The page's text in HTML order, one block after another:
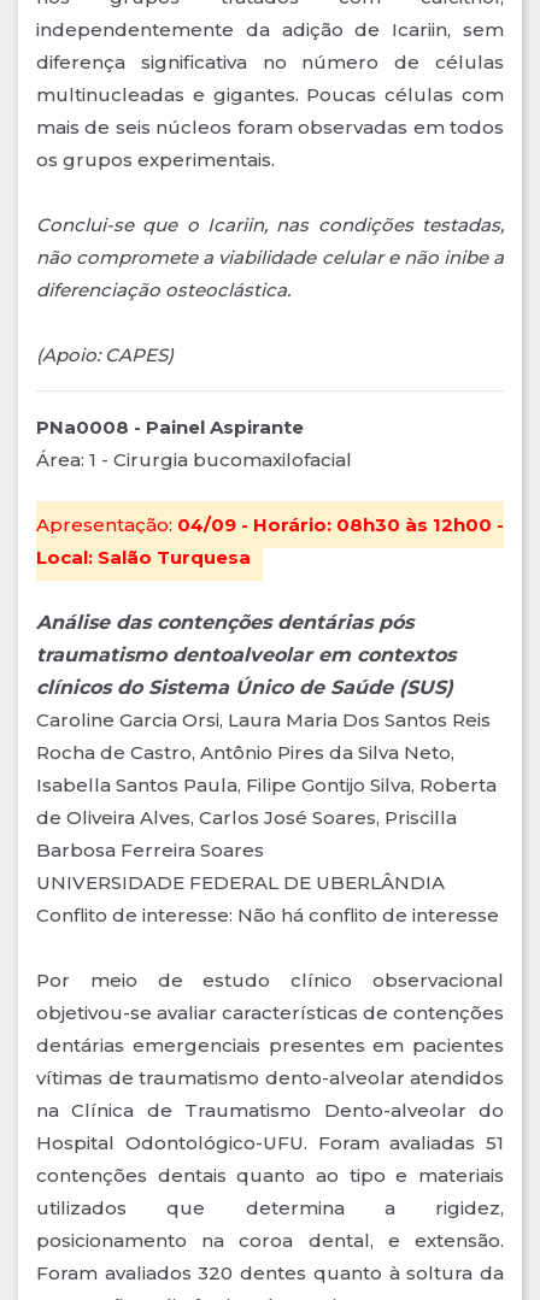
independentemente da adição de Icariin, sem
diferença significativa no número de células
multinucleadas e gigantes. Poucas células com
mais de seis núcleos foram observadas em todos
os grupos experimentais.
Conclui-se que o Icariin, nas condições testadas,
não compromete a viabilidade celular e não inibe a
diferenciação osteoclástica.
(Apoio: CAPES)
PNa0008 - Painel Aspirante
Área: 1 - Cirurgia bucomaxilofacial
Apresentação: 04/09 - Horário: 08h30 às 12h00 -
Local: Salão Turquesa
Análise das contenções dentárias pós
traumatismo dentoalveolar em contextos
clínicos do Sistema Único de Saúde (SUS)
Caroline Garcia Orsi, Laura Maria Dos Santos Reis
Rocha de Castro, Antônio Pires da Silva Neto,
Isabella Santos Paula, Filipe Gontijo Silva, Roberta
de Oliveira Alves, Carlos José Soares, Priscilla
Barbosa Ferreira Soares
UNIVERSIDADE FEDERAL DE UBERLÂNDIA
Conflito de interesse: Não há conflito de interesse
Por meio de estudo clínico observacional
objetivou-se avaliar características de contenções
dentárias emergenciais presentes em pacientes
vítimas de traumatismo dento-alveolar atendidos
na Clínica de Traumatismo Dento-alveolar do
Hospital Odontológico-UFU. Foram avaliadas 51
contenções dentais quanto ao tipo e materiais
utilizados que determina a rigidez,
posicionamento na coroa dental, e extensão.
Foram avaliados 320 dentes quanto à soltura da